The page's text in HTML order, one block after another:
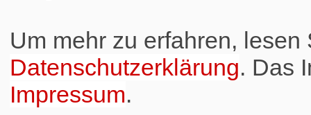
Um mehr zu erfahren, lesen
Datenschutzerklärung. Das
Impressum.